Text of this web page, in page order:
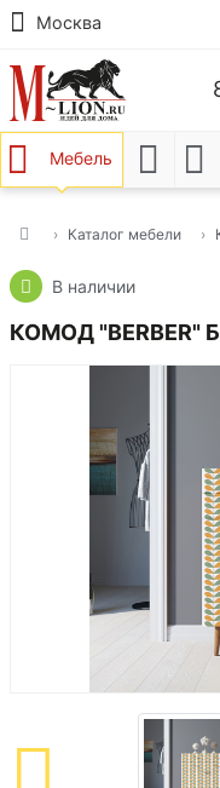
Москва
Мебель
Каталог мебели
В наличии
КОМОД